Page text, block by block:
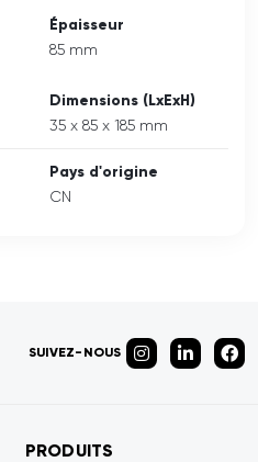
Épaisseur
85 mm
Dimensions (LxExH)
35 x 85 x 185 mm
Pays d'origine
CN
SUIVEZ-NOUS
PRODUITS